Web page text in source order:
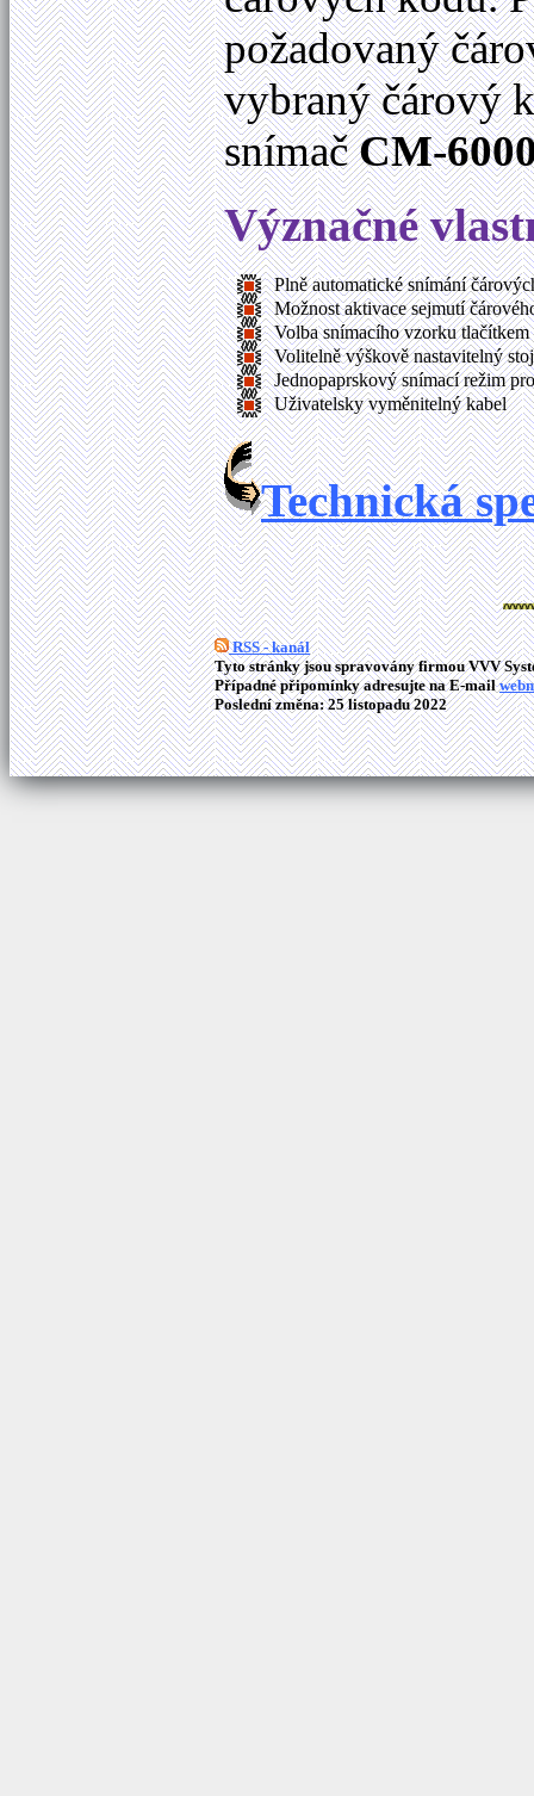
požadovaný
vybraný čárový
snímačCM-
Význačné
Plně automatické snímání
Možnost aktivace sejmutí
Volba snímacího vzorku tlačítkem
Volitelně výškově nastavitelný
Jednopaprskový snímací režim
Uživatelsky vyměnitelný kabel
Technická
RSS - kanál
Tyto stránky jsou spravovány firmou VVV
Případné připomínky adresujte na E-mail
Poslední změna: 25 listopadu 2022